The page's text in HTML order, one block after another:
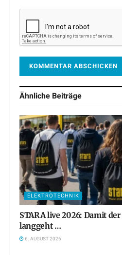
Ähnliche Beiträge
ELEKTROTECHNIK
STARA live 2026: Damit
langgeht …
6. AUGUST 2026